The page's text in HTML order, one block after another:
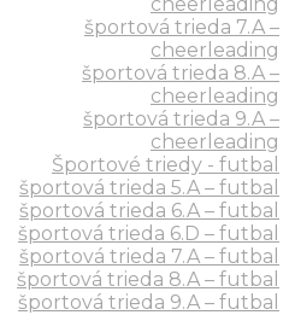
športová trieda 7.A –
cheerleading
športová trieda 8.A –
cheerleading
športová trieda 9.A –
cheerleading
Športové triedy - futbal
športová trieda 5.A – futbal
športová trieda 6.A – futbal
športová trieda 6.D – futbal
športová trieda 7.A – futbal
športová trieda 8.A – futbal
športová trieda 9.A – futbal